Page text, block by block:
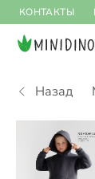
КОНТАКТЫ
Назад